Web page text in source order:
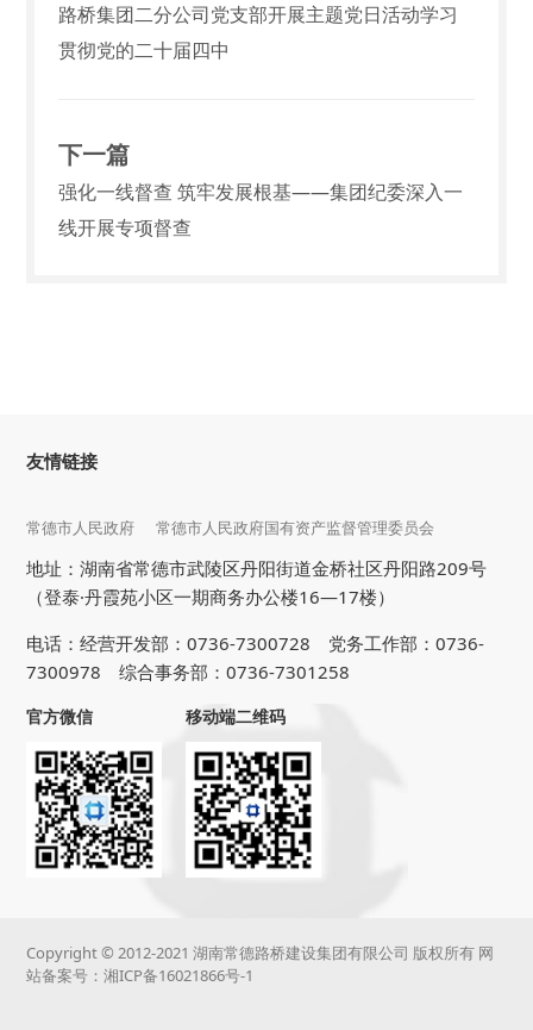
路桥集团二分公司党支部开展主题党日活动学习
贯彻党的二十届四中
下一篇
强化一线督查 筑牢发展根基——集团纪委深入一
线开展专项督查
友情链接
常德市人民政府 常德市人民政府国有资产监督管理委员会
地址：湖南省常德市武陵区丹阳街道金桥社区丹阳路209号
（登泰·丹霞苑小区一期商务办公楼16—17楼）
电话：经营开发部：0736-7300728 党务工作部：0736-
7300978 综合事务部：0736-7301258
官方微信 移动端二维码
Copyright © 2012-2021 湖南常德路桥建设集团有限公司 版权所有 网
站备案号：湘ICP备16021866号-1